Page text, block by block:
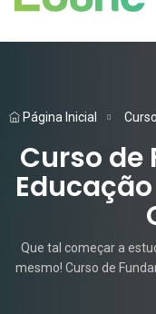
Página Inicial
Curso de
Que tal começar a
mesmo! Curso de